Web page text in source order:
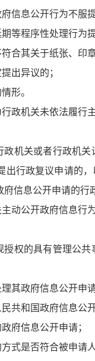
息公开行为不服
等程序性处理行为
合其关于纸张、
出异议的；
形。
机关未依法履行
机关或者行政机关
出行政复议申请的
信息公开申请的行
动公开政府信息
权的具有管理公
政府信息公开申
共和国政府信息公
府信息公开申请；
式是否符合被申请